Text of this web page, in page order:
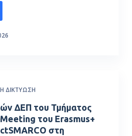
ΔΙΚΤΎΩΣΗ
ΔΕΠ του Τμήματος
του Erasmus+
στη